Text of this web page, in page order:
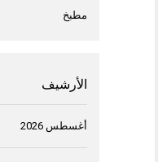
مطبخ
الأرشيف
أغسطس 2026